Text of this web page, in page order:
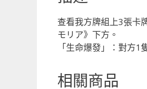
查看我方牌組上3張卡
モリア》下方。
「生命爆發」：對方
相關商品